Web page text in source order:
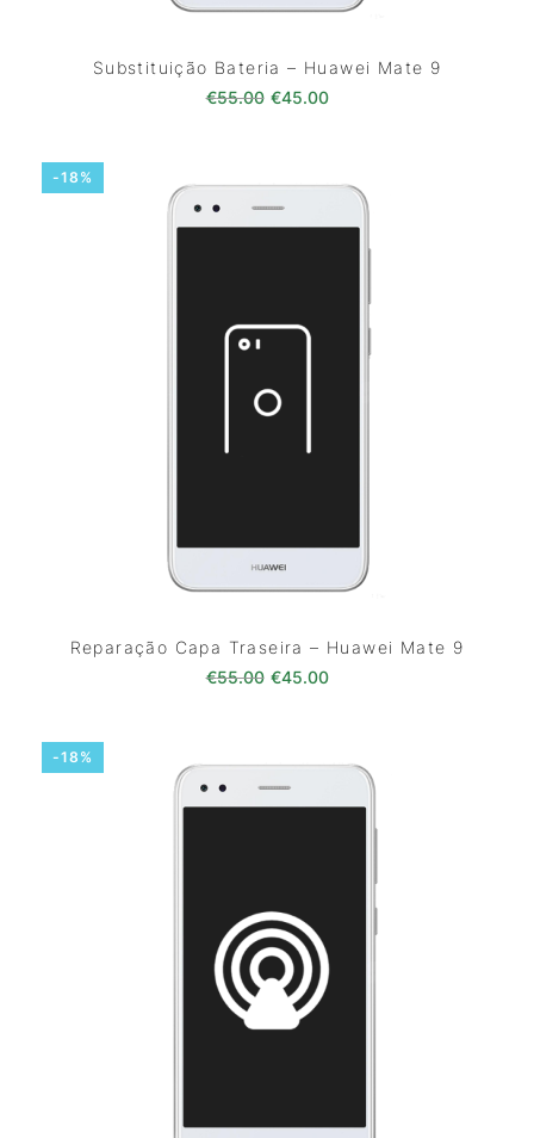
Substituição Bateria – Huawei Mate 9
€55.00 O preço original era: €55.00.
€45.00O preço atual é:
-18%
Reparação Capa Traseira – Huawei Mate 9
€55.00 O preço original era: €55.00.
€45.00O preço atual é:
-18%